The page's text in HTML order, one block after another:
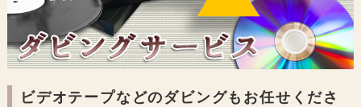
ビデオテープなどのダビングもお任せくださ